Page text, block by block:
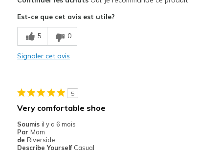
Breathe Well
Comfortable
Sizing
View On Shoes
Est-ce que cet avis est utile?
5 0
Signaler cet avis
5
Very comfortable shoe
Soumis il y a 6 mois
Par Mom
de Riverside
Describe Yourself Casual